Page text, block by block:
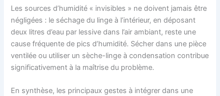
Les sources d’humidité « invisibles » ne doivent jamais être
négligées : le séchage du linge à l’intérieur, en déposant
deux litres d’eau par lessive dans l’air ambiant, reste une
cause fréquente de pics d’humidité. Sécher dans une pièce
ventilée ou utiliser un sèche-linge à condensation contribue
significativement à la maîtrise du problème.
En synthèse, les principaux gestes à intégrer dans une